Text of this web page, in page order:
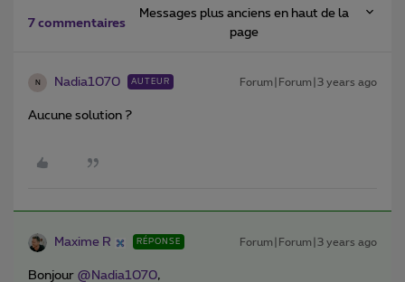
7 commentaires
Messages plus anciens en haut de la
page
N Nadia1070 AUTEUR Forum|Forum|3 years ago
Aucune solution ?
Maxime R RÉPONSE Forum|Forum|3 years ago
Bonjour @Nadia1070,